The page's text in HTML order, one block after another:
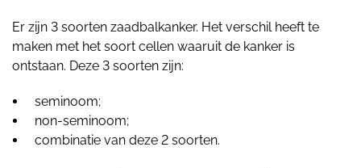
Er zijn 3 soorten zaadbalkanker. Het verschil heeft te
maken met het soort cellen waaruit de kanker is
ontstaan. Deze 3 soorten zijn:
seminoom;
non-seminoom;
combinatie van deze 2 soorten.